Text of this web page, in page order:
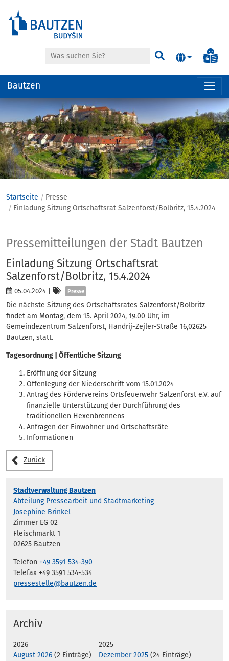
der
anspringen
Suche Suchen
Bautzen
Startseite
Presse
Einladung Sitzung Ortschaftsrat Salzenforst/Bolbritz, 15.4.2024
Presse
Pressemitteilungen der Stadt Bautzen
Einladung Sitzung Ortschaftsrat
Salzenforst/Bolbritz, 15.4.2024
05.04.2024 Kategorien
Presse
Die nächste Sitzung des Ortschaftsrates Salzenforst/Bolbritz
findet am Montag, dem 15. April 2024, 19.00 Uhr, im
Gemeindezentrum Salzenforst, Handrij-Zejler-Straße 16,02625
Bautzen, statt.
Tagesordnung | Öffentliche Sitzung
Eröffnung der Sitzung
Offenlegung der Niederschrift vom 15.01.2024
Antrag des Fördervereins Ortsfeuerwehr Salzenforst e.V. auf
finanzielle Unterstützung der Durchführung des
traditionellen Hexenbrennens
Anfragen der Einwohner und Ortschaftsräte
Informationen
Zurück
Stadtverwaltung Bautzen
Abteilung Pressearbeit und Stadtmarketing
Josephine Brinkel
Zimmer EG 02
Fleischmarkt 1
02625 Bautzen
Telefon +49 3591 534-390
Telefax +49 3591 534-534
pressestelle@bautzen.de
Archiv
2026
August 2026 (2 Einträge)
2025
Dezember 2025 (24 Einträge)